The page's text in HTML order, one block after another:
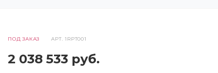
ПОД ЗАКАЗ АРТ.1RPT001
2 038 533 руб.